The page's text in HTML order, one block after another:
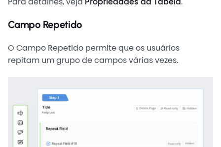
Campo Repetido
O Campo Repetido permite que os usuários
repitam um grupo de campos várias vezes.